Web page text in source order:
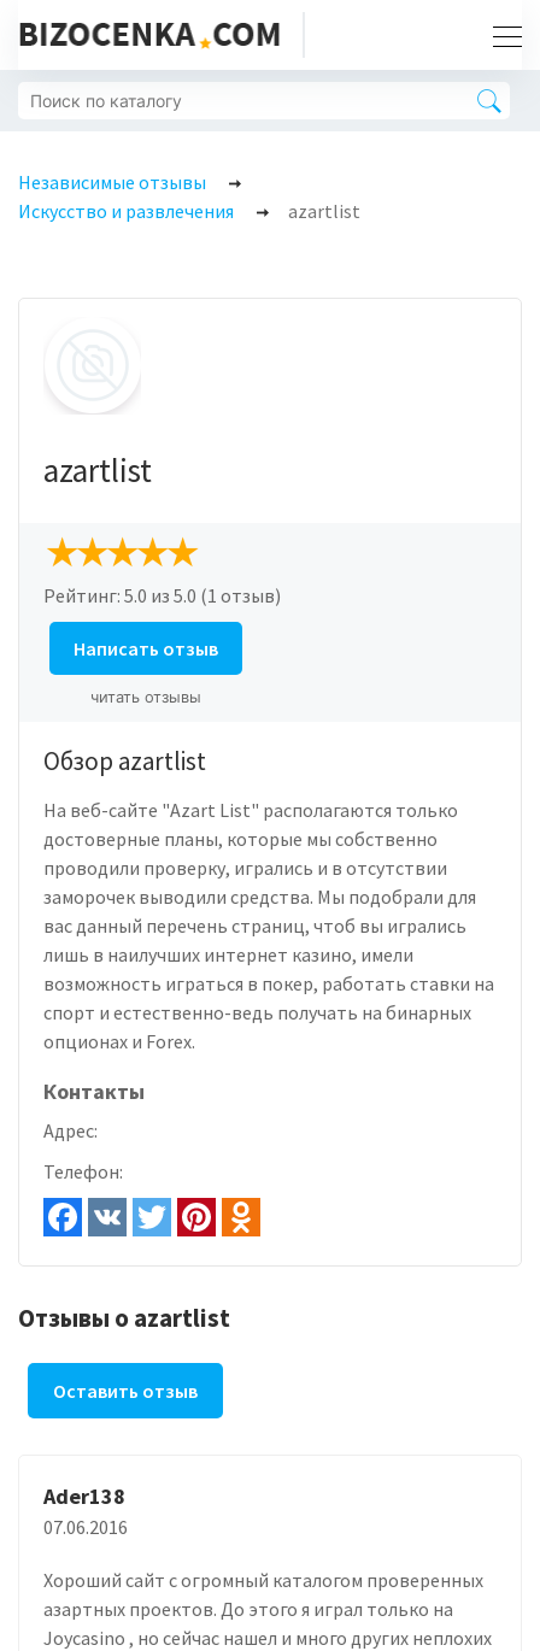
Независимые отзывы
Искусство и развлечения
azartlist
azartlist
Рейтинг: 5.0 из 5.0 (1 отзыв)
Написать отзыв
читать отзывы
Обзор azartlist
На веб-сайте "Azart List" располагаются только
достоверные планы, которые мы собственно
проводили проверку, игрались и в отсутствии
заморочек выводили средства. Мы подобрали для
вас данный перечень страниц, чтоб вы игрались
лишь в наилучших интернет казино, имели
возможность играться в покер, работать ставки на
спорт и естественно-ведь получать на бинарных
опционах и Forex.
Контакты
Адрес:
Телефон:
Отзывы о azartlist
Оставить отзыв
Ader138
07.06.2016
Хороший сайт с огромный каталогом проверенных
азартных проектов. До этого я играл только на
Joycasino , но сейчас нашел и много других неплохих